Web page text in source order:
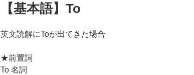
【基本語】To
英文読解にToが出てきた場合
★前置詞
To 名詞